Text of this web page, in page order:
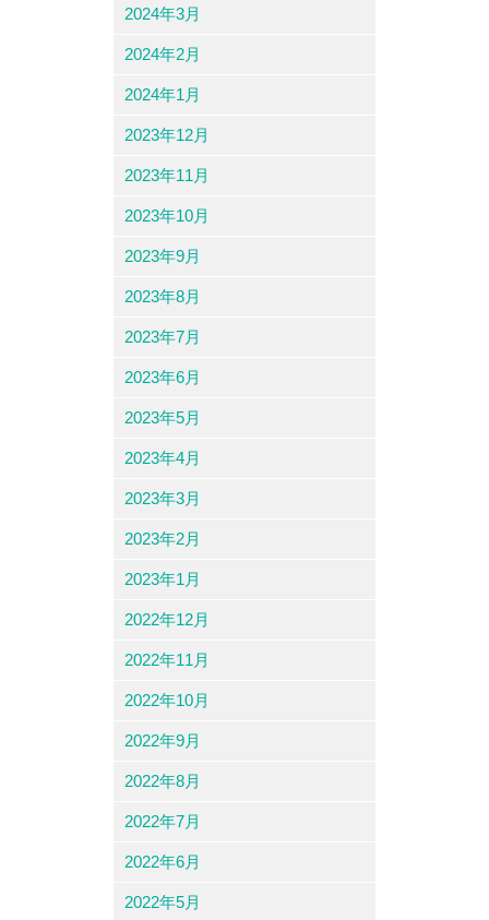
2024年3月
2024年2月
2024年1月
2023年12月
2023年11月
2023年10月
2023年9月
2023年8月
2023年7月
2023年6月
2023年5月
2023年4月
2023年3月
2023年2月
2023年1月
2022年12月
2022年11月
2022年10月
2022年9月
2022年8月
2022年7月
2022年6月
2022年5月